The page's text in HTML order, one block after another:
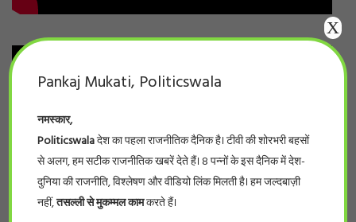
Pankaj Mukati, Politicswala
नमस्कार,
Politicswalaदेश का पहला राजनीतिक दैनिक है। टीवी की शोरभरी बहसों
से अलग, हम सटीक राजनीतिक खबरें देते हैं। 8 पन्नों के इस दैनिक में देश-
दुनिया की राजनीति, विश्लेषण और वीडियो लिंक मिलती है। हम जल्दबाज़ी
नहीं,तसल्ली से मुकम्मल कामकरते हैं।
X